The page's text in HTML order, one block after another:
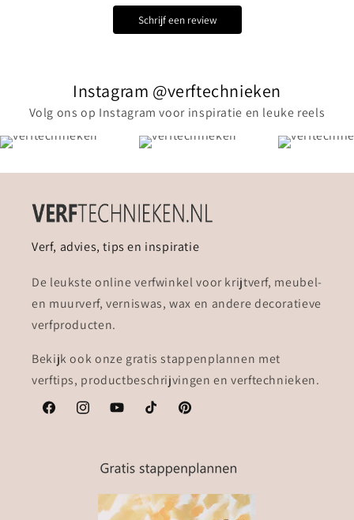
Schrijf een review
Instagram @verftechnieken
Volg ons op Instagram voor inspiratie en leuke reels
Verf, advies, tips en inspiratie
De leukste online verfwinkel voor krijtverf, meubel-
en muurverf, verniswas, wax en andere decoratieve
verfproducten.
Bekijk ook onze gratis stappenplannen met
verftips, productbeschrijvingen en verftechnieken.
FacebookInstagramYouTubeTikTok Pinterest